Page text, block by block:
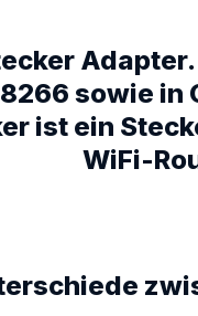
sowie
ist ein
WiFi-